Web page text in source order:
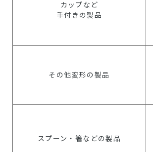
カップなど
手付きの製品
その他変形の製品
スプーン・箸などの製品